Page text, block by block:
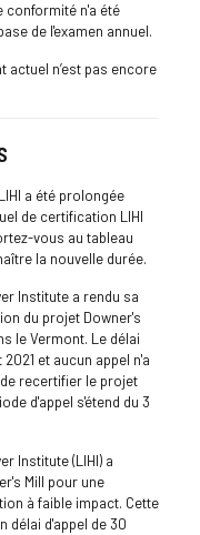
conformité n'a été
de l'examen annuel.
actuel n’est pas encore
a été prolongée
de certification LIHI
vous au tableau
la nouvelle durée.
Institute a rendu sa
du projet Downer's
le Vermont. Le délai
et aucun appel n'a
recertifier le projet
d'appel s'étend du 3
Institute (LIHI) a
Mill pour une
à faible impact. Cette
délai d'appel de 30